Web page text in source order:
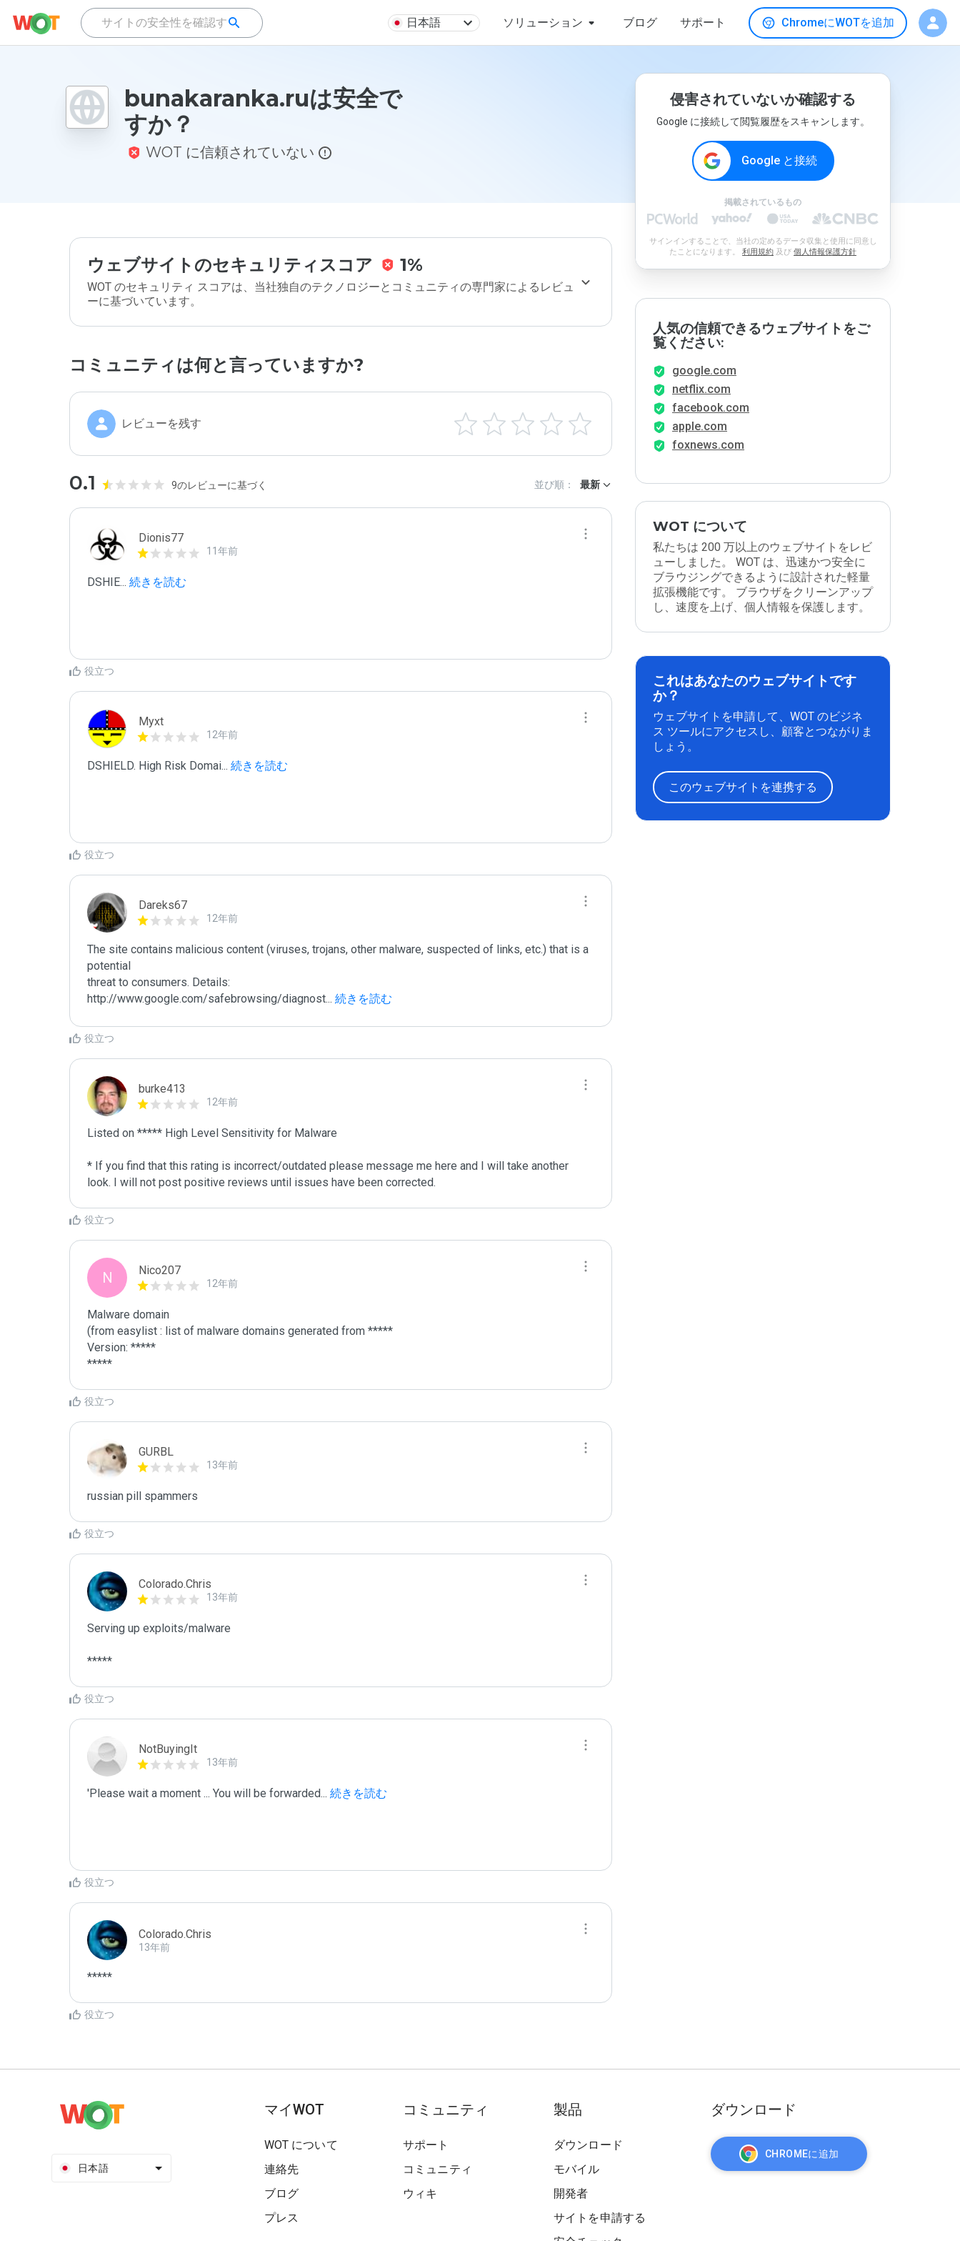
日本語 ソリューション ブログ サポート ChromeにWOTを追加
bunakaranka.ruは安全で
すか？
WOT に信頼されていない
ウェブサイトのセキュリティスコア 1%
WOT のセキュリティ スコアは、当社独自のテクノロジーとコミュニティの専門家によるレビュ
ーに基づいています。
コミュニティは何と言っていますか?
レビューを残す
0.1 9のレビューに基づく 並び順： 最新
Dionis77
11年前
DSHIE... 続きを読む
役立つ
Myxt
12年前
DSHIELD. High Risk Domai... 続きを読む
役立つ
Dareks67
12年前
The site contains malicious content (viruses, trojans, other malware, suspected of links, etc.) that is a
potential
threat to consumers. Details:
http://www.google.com/safebrowsing/diagnost... 続きを読む
役立つ
burke413
12年前
Listed on ***** High Level Sensitivity for Malware
* If you find that this rating is incorrect/outdated please message me here and I will take another
look. I will not post positive reviews until issues have been corrected.
役立つ
N Nico207
12年前
Malware domain
(from easylist : list of malware domains generated from *****
Version: *****
*****
役立つ
GURBL
13年前
russian pill spammers
役立つ
Colorado.Chris
13年前
Serving up exploits/malware
*****
役立つ
NotBuyingIt
13年前
'Please wait a moment ... You will be forwarded... 続きを読む
役立つ
Colorado.Chris
13年前
*****
役立つ
侵害されていないか確認する
Google に接続して閲覧履歴をスキャンします。
Google と接続
掲載されているもの
サインインすることで、当社の定めるデータ収集と使用に同意し
たことになります。 利用規約 及び 個人情報保護方針
人気の信頼できるウェブサイトをご
覧ください:
google.com
netflix.com
facebook.com
apple.com
foxnews.com
WOT について
私たちは 200 万以上のウェブサイトをレビ
ューしました。 WOT は、迅速かつ安全に
ブラウジングできるように設計された軽量
拡張機能です。 ブラウザをクリーンアップ
し、速度を上げ、個人情報を保護します。
これはあなたのウェブサイトです
か？
ウェブサイトを申請して、WOT のビジネ
ス ツールにアクセスし、顧客とつながりま
しょう。
このウェブサイトを連携する
日本語
マイWOT
WOT について
連絡先
ブログ
プレス
コミュニティ
サポート
コミュニティ
ウィキ
製品
ダウンロード
モバイル
開発者
サイトを申請する
ダウンロード
CHROMEに追加